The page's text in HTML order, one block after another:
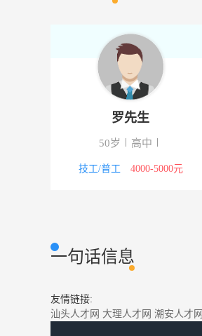
罗先生
50岁 高中
技工/普工 4000-5000元
一句话信息
友情链接:
汕头人才网 大理人才网 潮安人才网